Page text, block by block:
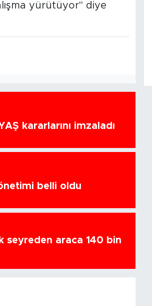
yürütüyor" diye
kararlarını imzaladı
belli oldu
seyreden araca 140 bin